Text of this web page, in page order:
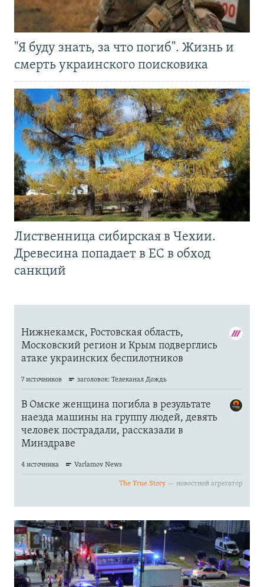
"Я буду знать, за что погиб". Жизнь и
смерть украинского поисковика
Лиственница сибирская в Чехии.
Древесина попадает в ЕС в обход
санкций